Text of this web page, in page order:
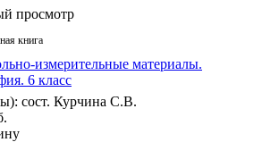
просмотр
книга
измерительные материалы.
6 класс
сост. Курчина С.В.